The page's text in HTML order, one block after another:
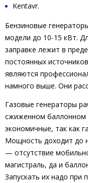
Kentavr.
Бензиновые
модели до 10-15 кВт.
заправке лежит в
постоянных
являются
намного выше. Они
Газовые генераторы
сжиженном баллонном
экономичные, так как
Мощность доходит до
— отсутствие
магистраль, да и
Запускать их надо при